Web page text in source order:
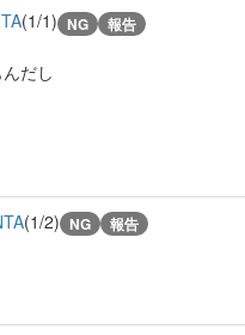
(1/1) NG 報告
だし
(1/2) NG 報告